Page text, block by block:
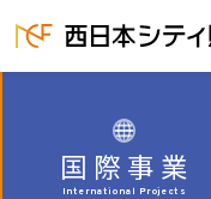
国際事業
International Projects